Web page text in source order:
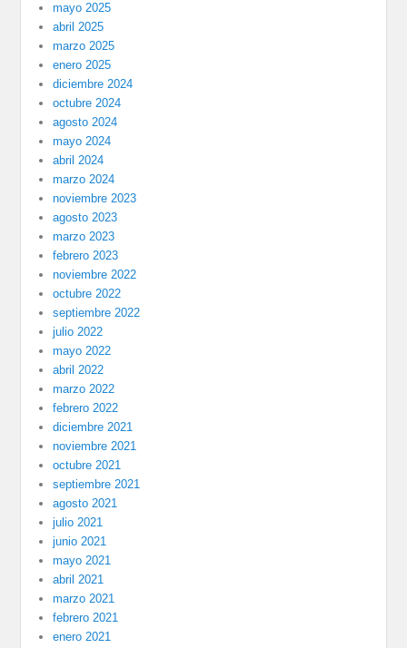
mayo 2025
abril 2025
marzo 2025
enero 2025
diciembre 2024
octubre 2024
agosto 2024
mayo 2024
abril 2024
marzo 2024
noviembre 2023
agosto 2023
marzo 2023
febrero 2023
noviembre 2022
octubre 2022
septiembre 2022
julio 2022
mayo 2022
abril 2022
marzo 2022
febrero 2022
diciembre 2021
noviembre 2021
octubre 2021
septiembre 2021
agosto 2021
julio 2021
junio 2021
mayo 2021
abril 2021
marzo 2021
febrero 2021
enero 2021